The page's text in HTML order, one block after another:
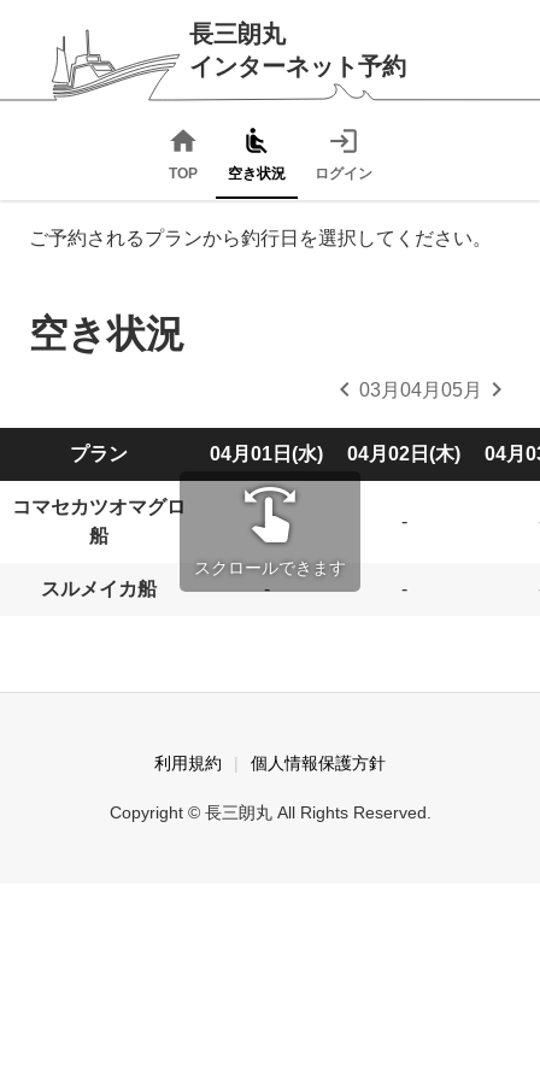
長三朗丸
インターネット予約
home
TOP
airline_seat_recline_normal
空き状況
login
ログイン
ご予約されるプランから釣行日を選択してください。
空き状況
chevron_left 03月 04月 05月 chevron_right
プラン 04月01日(水) 04月02日(木) 04月
コマセカツオマグロ
船
- -
スルメイカ船 - -
swipe
スクロールできます
利用規約 個人情報保護方針
Copyright © 長三朗丸 All Rights Reserved.